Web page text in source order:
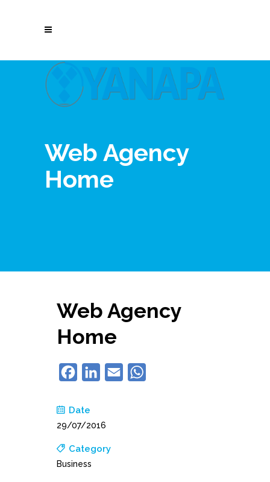
Web Agency
Home
Web Agency
Home
FacebookLinkedIn
Email
Date
29/07/2016
Category
Business